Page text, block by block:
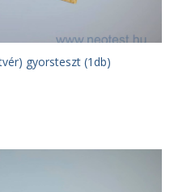
gyorsteszt (1db)